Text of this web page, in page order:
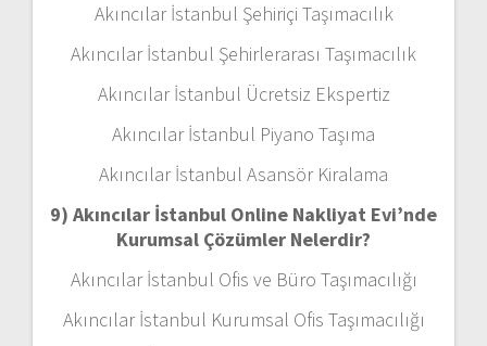
Akıncılar İstanbul Şehiriçi Taşımacılık
Akıncılar İstanbul Şehirlerarası Taşımacılık
Akıncılar İstanbul Ücretsiz Ekspertiz
Akıncılar İstanbul Piyano Taşıma
Akıncılar İstanbul Asansör Kiralama
9) Akıncılar İstanbul Online Nakliyat Evi’nde
Kurumsal Çözümler Nelerdir?
Akıncılar İstanbul Ofis ve Büro Taşımacılığı
Akıncılar İstanbul Kurumsal Ofis Taşımacılığı